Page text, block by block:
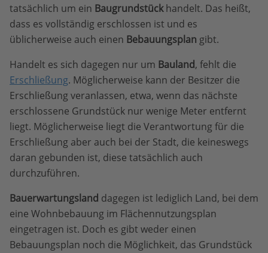
tatsächlich um ein Baugrundstückhandelt. Das heißt,
dass es vollständig erschlossen ist und es
üblicherweise auch einen Bebauungsplan gibt.
Handelt es sich dagegen nur um Bauland, fehlt die
Erschließung. Möglicherweise kann der Besitzer die
Erschließung veranlassen, etwa, wenn das nächste
erschlossene Grundstück nur wenige Meter entfernt
liegt. Möglicherweise liegt die Verantwortung für die
Erschließung aber auch bei der Stadt, die keineswegs
daran gebunden ist, diese tatsächlich auch
durchzuführen.
Bauerwartungsland dagegen ist lediglich Land, bei dem
eine Wohnbebauung im Flächennutzungsplan
eingetragen ist. Doch es gibt weder einen
Bebauungsplan noch die Möglichkeit, das Grundstück